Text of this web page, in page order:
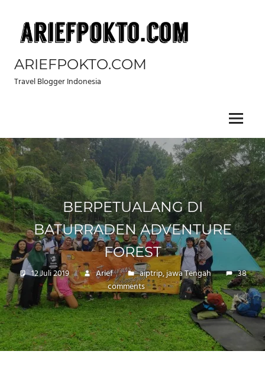
content
ARIEFPOKTO.COM
Travel Blogger Indonesia
Menu
BERPETUALANG DI
BATURRADEN ADVENTURE
FOREST
12 Juli 2019 Arief aiptrip,jawa Tengah
38
comments